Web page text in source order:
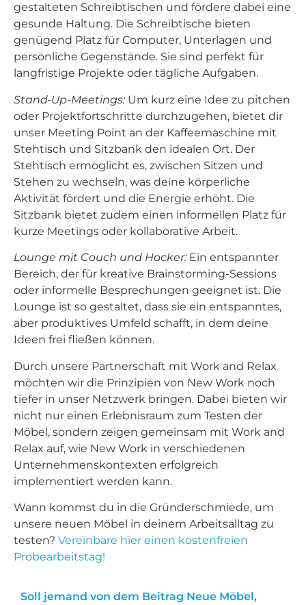
gestalteten Schreibtischen und fördere dabei eine
gesunde Haltung. Die Schreibtische bieten
genügend Platz für Computer, Unterlagen und
persönliche Gegenstände. Sie sind perfekt für
langfristige Projekte oder tägliche Aufgaben.
Stand-Up-Meetings:Um kurz eine Idee zu pitchen
oder Projektfortschritte durchzugehen, bietet dir
unser Meeting Point an der Kaffeemaschine mit
Stehtisch und Sitzbank den idealen Ort. Der
Stehtisch ermöglicht es, zwischen Sitzen und
Stehen zu wechseln, was deine körperliche
Aktivität fördert und die Energie erhöht. Die
Sitzbank bietet zudem einen informellen Platz für
kurze Meetings oder kollaborative Arbeit.
Lounge mit Couch und Hocker:Ein entspannter
Bereich, der für kreative Brainstorming-Sessions
oder informelle Besprechungen geeignet ist. Die
Lounge ist so gestaltet, dass sie ein entspanntes,
aber produktives Umfeld schafft, in dem deine
Ideen frei fließen können.
Durch unsere Partnerschaft mit Work and Relax
möchten wir die Prinzipien von New Work noch
tiefer in unser Netzwerk bringen. Dabei bieten wir
nicht nur einen Erlebnisraum zum Testen der
Möbel, sondern zeigen gemeinsam mit Work and
Relax auf, wie New Work in verschiedenen
Unternehmenskontexten erfolgreich
implementiert werden kann.
Wann kommst du in die Gründerschmiede, um
unsere neuen Möbel in deinem Arbeitsalltag zu
testen? Vereinbare hier einen kostenfreien
Probearbeitstag!
Soll jemand von dem Beitrag Neue Möbel,